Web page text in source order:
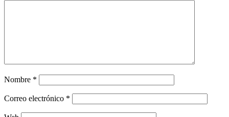
Nombre *
Correo electrónico *